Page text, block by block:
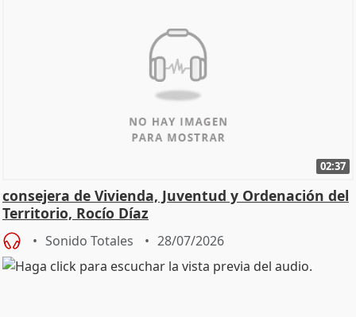
02:37
consejera de Vivienda, Juventud y Ordenación del
Territorio, Rocío Díaz
Sonido Totales 28/07/2026